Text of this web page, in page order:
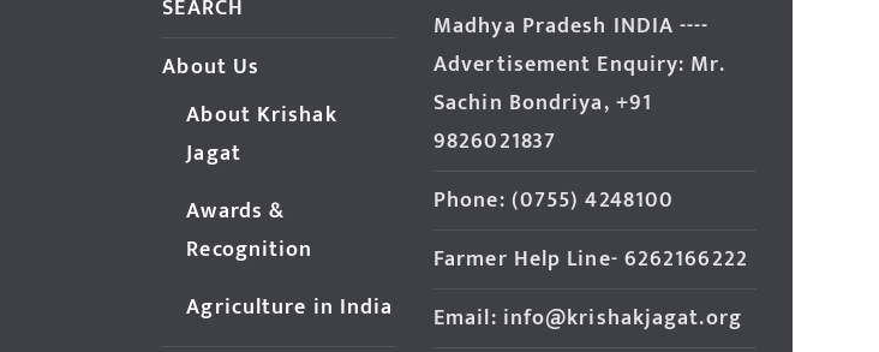
SEARCH
About Us
About Krishak
Jagat
Awards &
Recognition
Agriculture in India
Madhya Pradesh INDIA ----
Advertisement Enquiry: Mr.
Sachin Bondriya, +91
9826021837
Phone: (0755) 4248100
Farmer Help Line- 6262166222
Email: info@krishakjagat.org